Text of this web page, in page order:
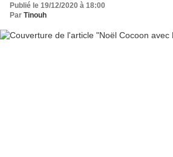
Publié le 19/12/2020 à 18:00
Par Tinouh